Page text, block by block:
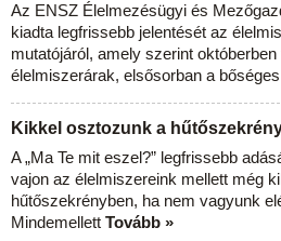
Az ENSZ Élelmezésügyi és
kiadta legfrissebb jelentését az
mutatójáról, amely szerint
élelmiszerárak, elsősorban a
Kikkel osztozunk a
A „Ma Te mit eszel?” legfrissebb
vajon az élelmiszereink mellett még
hűtőszekrényben, ha nem vagyunk
Mindemellett Tovább »